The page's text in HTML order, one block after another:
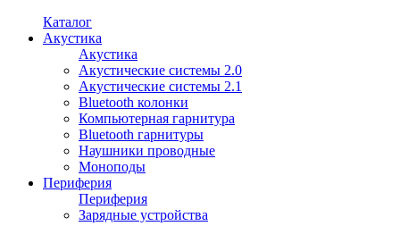
Каталог
Акустика
Акустика
Акустические системы 2.0
Акустические системы 2.1
Bluetooth колонки
Компьютерная гарнитура
Bluetooth гарнитуры
Наушники проводные
Моноподы
Периферия
Периферия
Зарядные устройства